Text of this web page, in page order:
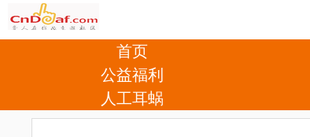
首页
公益福利
人工耳蜗